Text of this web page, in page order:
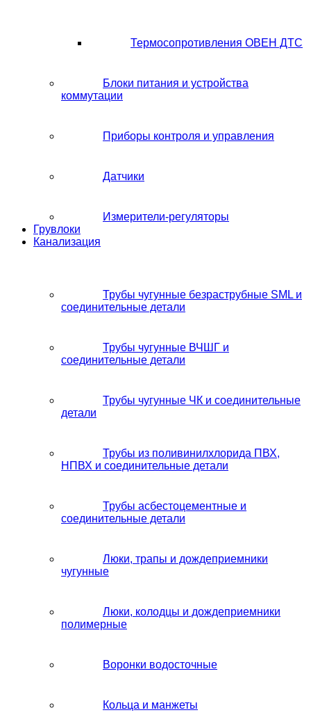
Термосопротивления ОВЕН ДТС
Блоки питания и устройства
коммутации
Приборы контроля и управления
Датчики
Измерители-регуляторы
Грувлоки
Канализация
Трубы чугунные безраструбные SML и
соединительные детали
Трубы чугунные ВЧШГ и
соединительные детали
Трубы чугунные ЧК и соединительные
детали
Трубы из поливинилхлорида ПВХ,
НПВХ и соединительные детали
Трубы асбестоцементные и
соединительные детали
Люки, трапы и дождеприемники
чугунные
Люки, колодцы и дождеприемники
полимерные
Воронки водосточные
Кольца и манжеты